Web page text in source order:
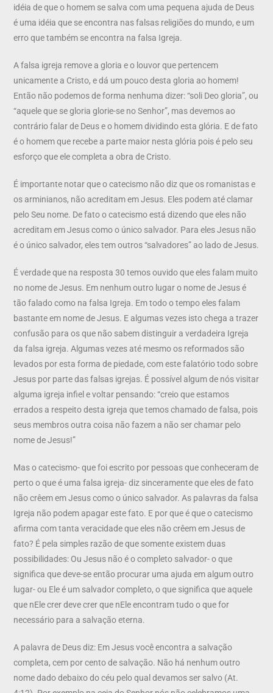
idéia de que o homem se salva com uma pequena ajuda de Deus
é uma idéia que se encontra nas falsas religiões do mundo, e um
erro que também se encontra na falsa Igreja.
A falsa igreja remove a gloria e o louvor que pertencem
unicamente a Cristo, e dá um pouco desta gloria ao homem!
Então não podemos de forma nenhuma dizer: “soli Deo gloria”, ou
“aquele que se gloria glorie-se no Senhor”, mas devemos ao
contrário falar de Deus e o homem dividindo esta glória. E de fato
é o homem que recebe a parte maior nesta glória pois é pelo seu
esforço que ele completa a obra de Cristo.
É importante notar que o catecismo não diz que os romanistas e
os arminianos, não acreditam em Jesus. Eles podem até clamar
pelo Seu nome. De fato o catecismo está dizendo que eles não
acreditam em Jesus como o único salvador. Para eles Jesus não
é o único salvador, eles tem outros “salvadores” ao lado de Jesus.
É verdade que na resposta 30 temos ouvido que eles falam muito
no nome de Jesus. Em nenhum outro lugar o nome de Jesus é
tão falado como na falsa Igreja. Em todo o tempo eles falam
bastante em nome de Jesus. E algumas vezes isto chega a trazer
confusão para os que não sabem distinguir a verdadeira Igreja
da falsa igreja. Algumas vezes até mesmo os reformados são
levados por esta forma de piedade, com este falatório todo sobre
Jesus por parte das falsas igrejas. É possível algum de nós visitar
alguma igreja infiel e voltar pensando: “creio que estamos
errados a respeito desta igreja que temos chamado de falsa, pois
seus membros outra coisa não fazem a não ser chamar pelo
nome de Jesus!”
Mas o catecismo- que foi escrito por pessoas que conheceram de
perto o que é uma falsa igreja- diz sinceramente que eles de fato
não crêem em Jesus como o único salvador. As palavras da falsa
Igreja não podem apagar este fato. E por que é que o catecismo
afirma com tanta veracidade que eles não crêem em Jesus de
fato? É pela simples razão de que somente existem duas
possibilidades: Ou Jesus não é o completo salvador- o que
significa que deve-se então procurar uma ajuda em algum outro
lugar- ou Ele é um salvador completo, o que significa que aquele
que nEle crer deve crer que nEle encontram tudo o que for
necessário para a salvação eterna.
A palavra de Deus diz: Em Jesus você encontra a salvação
completa, cem por cento de salvação. Não há nenhum outro
nome dado debaixo do céu pelo qual devamos ser salvo (At.